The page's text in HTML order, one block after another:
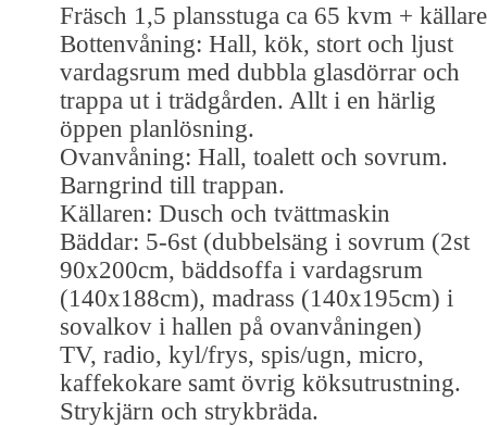
Fräsch 1,5 plansstuga ca 65 kvm + källare
Bottenvåning: Hall, kök, stort och ljust
vardagsrum med dubbla glasdörrar och
trappa ut i trädgården. Allt i en härlig
öppen planlösning.
Ovanvåning: Hall, toalett och sovrum.
Barngrind till trappan.
Källaren: Dusch och tvättmaskin
Bäddar: 5-6st (dubbelsäng i sovrum (2st
90x200cm, bäddsoffa i vardagsrum
(140x188cm), madrass (140x195cm) i
sovalkov i hallen på ovanvåningen)
TV, radio, kyl/frys, spis/ugn, micro,
kaffekokare samt övrig köksutrustning.
Strykjärn och strykbräda.